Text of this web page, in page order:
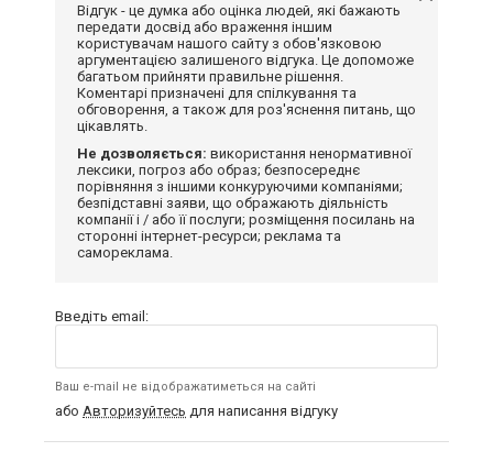
Відгук - це думка або оцінка людей, які бажають
передати досвід або враження іншим
користувачам нашого сайту з обов'язковою
аргументацією залишеного відгука. Це допоможе
багатьом прийняти правильне рішення.
Коментарі призначені для спілкування та
обговорення, а також для роз'яснення питань, що
цікавлять.
Не дозволяється: використання ненормативної
лексики, погроз або образ; безпосереднє
порівняння з іншими конкуруючими компаніями;
безпідставні заяви, що ображають діяльність
компанії і / або її послуги; розміщення посилань на
сторонні інтернет-ресурси; реклама та
самореклама.
Введіть email:
Ваш e-mail не відображатиметься на сайті
або Авторизуйтесь для написання відгуку